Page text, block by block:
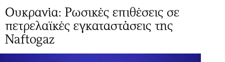
Ουκρανία: Ρωσικές επιθέσεις σε
πετρελαϊκές εγκαταστάσεις της
Naftogaz